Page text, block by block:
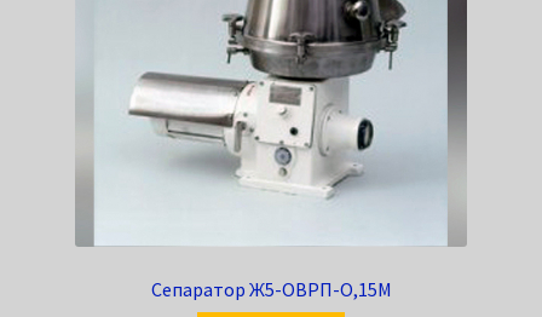
Сепаратор Ж5-ОВРП-О,15М